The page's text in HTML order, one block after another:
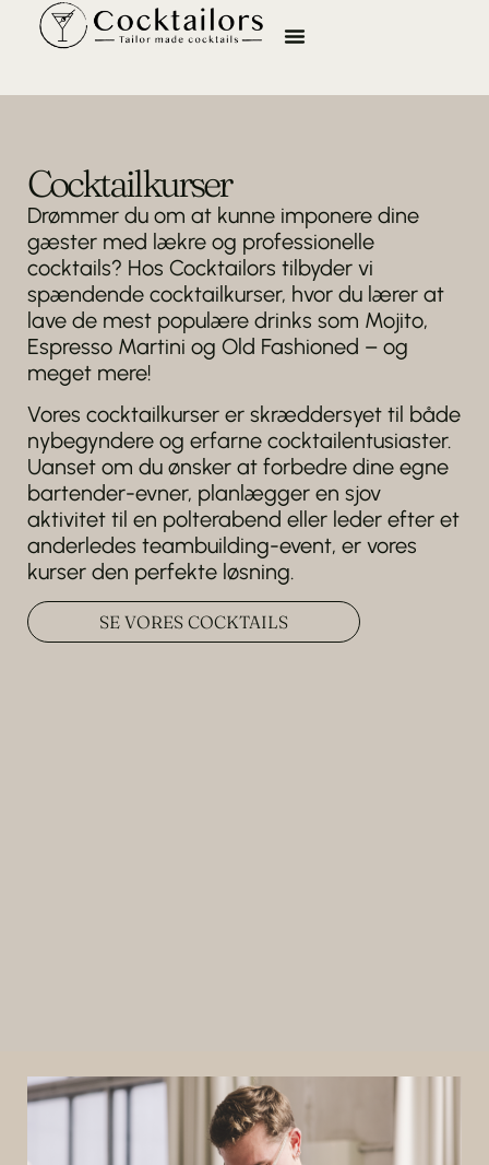
Cocktailkurser
Drømmer du om at kunne imponere dine
gæster med lækre og professionelle
cocktails? Hos Cocktailors tilbyder vi
spændende cocktailkurser, hvor du lærer at
lave de mest populære drinks som Mojito,
Espresso Martini og Old Fashioned – og
meget mere!
Vores cocktailkurser er skræddersyet til både
nybegyndere og erfarne cocktailentusiaster.
Uanset om du ønsker at forbedre dine egne
bartender-evner, planlægger en sjov
aktivitet til en polterabend eller leder efter et
anderledes teambuilding-event, er vores
kurser den perfekte løsning.
SE VORES COCKTAILS